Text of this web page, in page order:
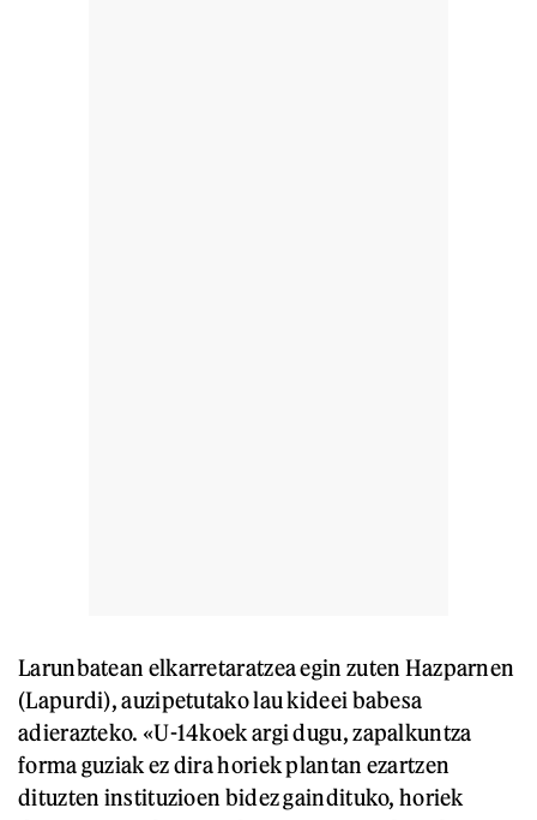
Larunbatean elkarretaratzea egin zuten Hazparnen
(Lapurdi), auzipetutako lau kideei babesa
adierazteko. «U-14koek argi dugu, zapalkuntza
forma guziak ez dira horiek plantan ezartzen
dituzten instituzioen bidez gaindituko, horiek